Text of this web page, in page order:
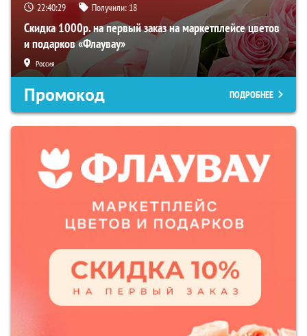
22:40:27 Получили: 18
Скидка 1000р. на первый заказ на маркетплейсе цветов
и подарков «Флаувау»
Россия
Промокод ПОДРОБНЕЕ